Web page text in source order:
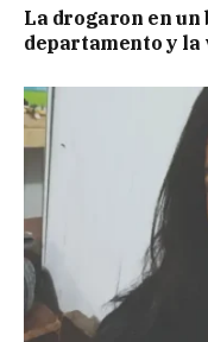
La drogaron en un
departamento y la